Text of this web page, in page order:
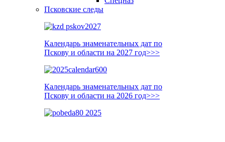
Псковские следы
Календарь знаменательных дат по
Пскову и области на 2027 год>>>
Календарь знаменательных дат по
Пскову и области на 2026 год>>>